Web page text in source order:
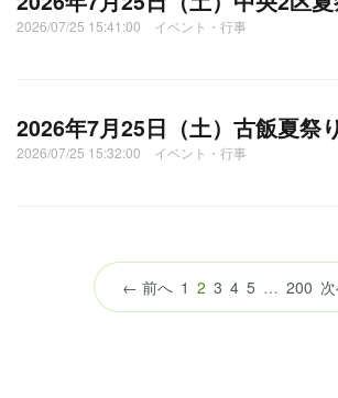
2026/07/25 15:41:00 イベント・行事
2026年7月25日（土）古飯夏祭り
2026/07/25 15:32:00 イベント・行事
← 前へ 1 2 （こ
の
3 4 5 … 200